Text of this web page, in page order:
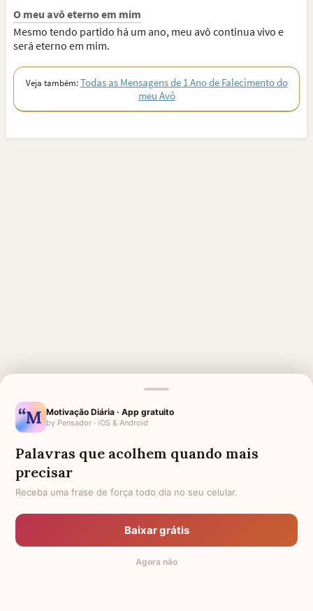
O meu avô eterno em mim
Mesmo tendo partido há um ano, meu avô continua vivo e
será eterno em mim.
Veja também:Todas as Mensagens de 1 Ano de Falecimento do
meu Avô
MENSAGENS RELACIONADAS
1 MÊS DE FALECIMENTO DA
MINHA AVÓ
MEU AVÔ
AVÔ
MINHA AVÓ
FALECIDA
Motivação Diária · App gratuito
by Pensador · iOS & Android
Palavras que acolhem quando mais
precisar
Receba uma frase de força todo dia no seu celular.
Baixar grátis
Agora não